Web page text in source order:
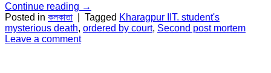
Continue reading →
Posted in কলকাতা Tagged Kharagpur IIT. student's
mysterious death, ordered by court, Second post mortem
Leave a comment